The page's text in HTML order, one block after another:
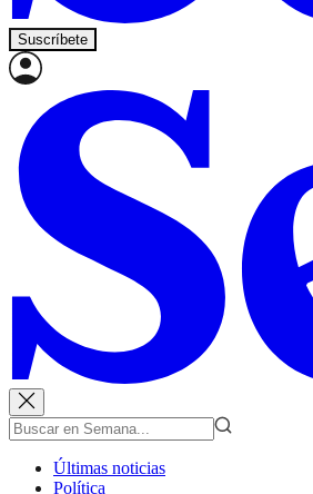
Suscríbete
Últimas noticias
Política